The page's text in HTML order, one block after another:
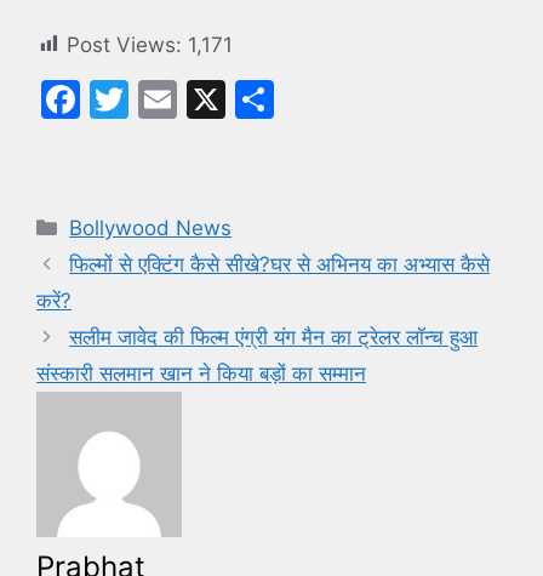
Post Views: 1,171
F
e
b
o
k
T
er
E
l
X
Categories
Bollywood News
फिल्मों से एक्टिंग कैसे सीखे?घर से अभिनय का अभ्यास कैसे
करें?
सलीम जावेद की फिल्म एंग्री यंग मैन का ट्रेलर लॉन्च हुआ
संस्कारी सलमान खान ने किया बड़ों का सम्मान
Prabhat